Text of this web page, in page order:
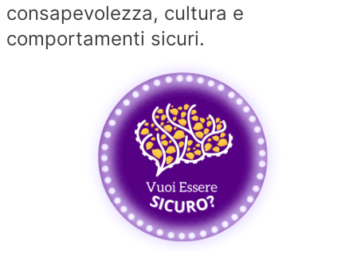
consapevolezza, cultura e
comportamenti sicuri.